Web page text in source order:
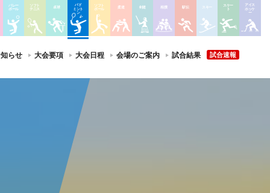
らせ 大会要項 大会日程 会場のご案内 試合結果 試合速報
バレー
ボール
ソフト
テニス 卓球
バド
ミント
ン
ソフト
ボール 柔道 剣道 相撲 駅伝 スキー スケー
ト
アイス
ホッケ
ー